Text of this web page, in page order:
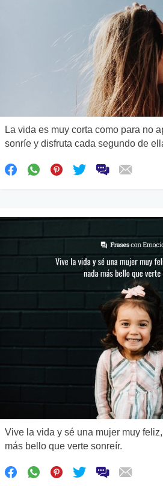
La vida es muy corta como para no
sonríe y disfruta cada segundo de
Vive la vida y sé una mujer muy
más bello que verte sonreír.